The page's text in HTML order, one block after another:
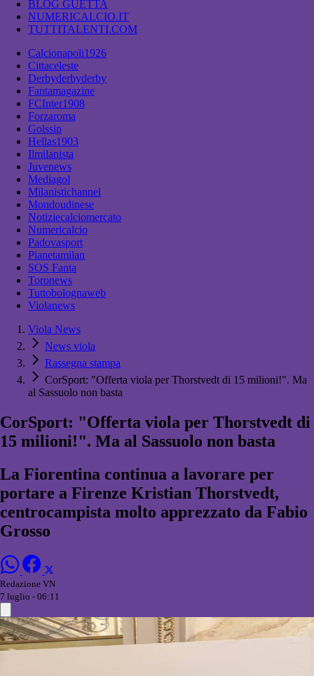
BLOG GUETTA
NUMERICALCIO.IT
TUTTITALENTI.COM
Calcionapoli1926
Cittaceleste
Derbyderbyderby
Fantamagazine
FCInter1908
Forzaroma
Golssip
Hellas1903
Ilmilanista
Juvenews
Mediagol
Milanistichannel
Mondoudinese
Notiziecalciomercato
Numericalcio
Padovasport
Pianetamilan
SOS Fanta
Toronews
Tuttobolognaweb
Violanews
Viola News
News viola
Rassegna stampa
CorSport: "Offerta viola per Thorstvedt di 15 milioni!". Ma
al Sassuolo non basta
CorSport: "Offerta viola per Thorstvedt di
15 milioni!". Ma al Sassuolo non basta
La Fiorentina continua a lavorare per
portare a Firenze Kristian Thorstvedt,
centrocampista molto apprezzato da Fabio
Grosso
Redazione VN
7 luglio - 06:11